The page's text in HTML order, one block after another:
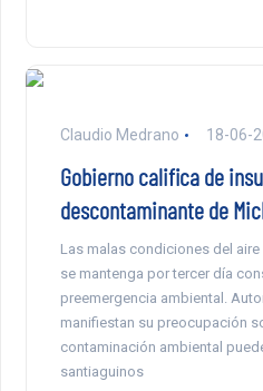
Claudio Medrano 18-06-
Gobierno califica de
descontaminante de
Las malas condiciones del
se mantenga por tercer día
preemergencia ambiental.
manifiestan su preocupación
contaminación ambiental
santiaguinos